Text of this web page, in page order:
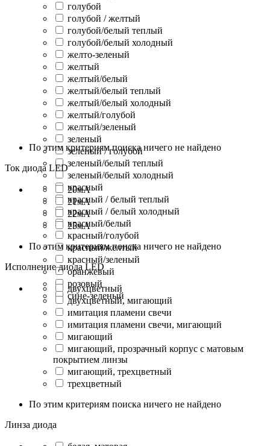
голубой
голубой / желтый
голубой/белый теплый
голубой/белый холодный
желто-зеленый
желтый
желтый/белый
желтый/белый теплый
желтый/белый холодный
желтый/голубой
желтый/зеленый
зеленый
зеленый / голубой
зеленый/белый теплый
зеленый/белый холодный
красный
красный / белый теплый
красный / белый холодный
красный/белый
красный/голубой
красный/желтый
красный/зеленый
оранжевый
розовый
сине-зеленый
По этим критериям поиска ничего не найдено
Ток диода LED
20мА
21мА
22мА
25мА
По этим критериям поиска ничего не найдено
Исполнение диода LED
двухцветный
двухцветный, мигающий
имитация пламени свечи
имитация пламени свечи, мигающий
мигающий
мигающий, прозрачный корпус с матовым
покрытием линзы
мигающий, трехцветный
трехцветный
По этим критериям поиска ничего не найдено
Линза диода